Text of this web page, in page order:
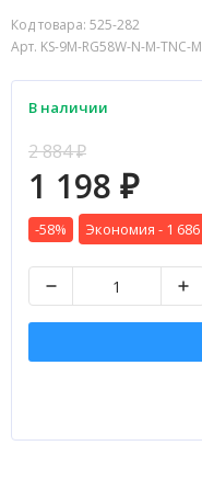
Код товара: 525-282
Арт. KS-9M-RG58W-N-M-TNC-M
В наличии
2 884₽
1 198 ₽
-58% Экономия - 1 686